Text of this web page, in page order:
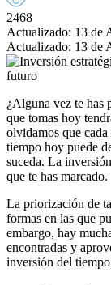
2468
Actualizado: 13 de
Actualizado: 13 de
¿Alguna vez te has
que tomas hoy
olvidamos que
tiempo hoy puede
suceda. La
que te has marcado.
La priorización de
formas en las que
embargo, hay
encontradas y
inversión del